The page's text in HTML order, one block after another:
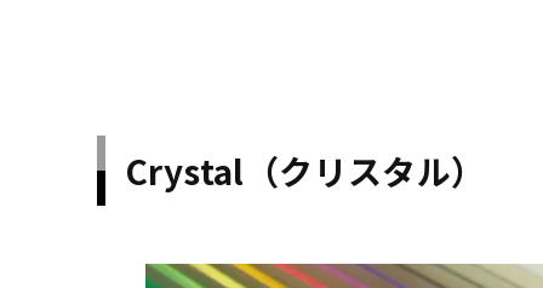
Crystal（クリスタル）